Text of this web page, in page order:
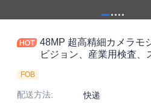
48MP 超高精細カメラモ
ビジョン、産業用検査、
FOB
配送方法: 快递